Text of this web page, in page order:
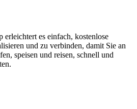
es einfach, kostenlose
und zu verbinden, damit Sie an
speisen und reisen, schnell und